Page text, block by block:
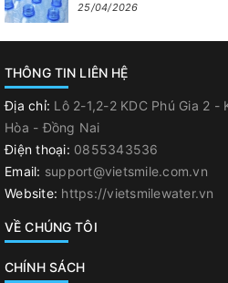
25/04/2026
THÔNG TIN LIÊN HỆ
Địa chỉ: Lô 2-1,2-2 KDC Phú Gia 2 -
Hòa - Đồng Nai
Điện thoại: 0855343536
Email: support@vietsmile.com.vn
Website: https://vietsmilewater.vn
VỀ CHÚNG TÔI
CHÍNH SÁCH